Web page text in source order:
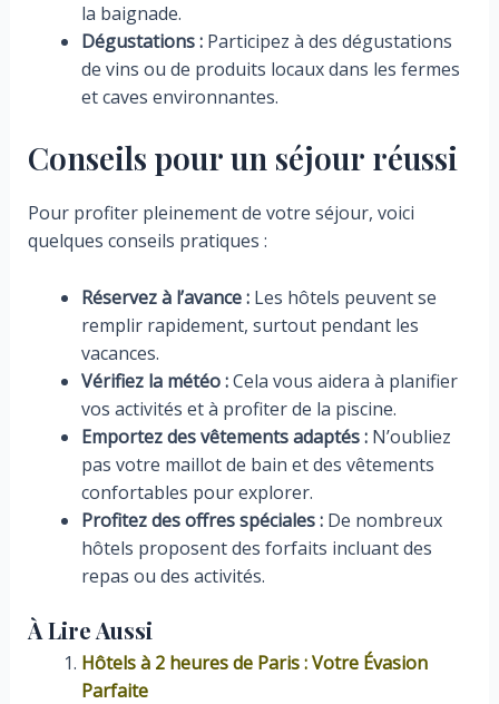
la baignade.
Dégustations :Participez à des dégustations
de vins ou de produits locaux dans les fermes
et caves environnantes.
Conseils pour un séjour réussi
Pour profiter pleinement de votre séjour, voici
quelques conseils pratiques :
Réservez à l’avance :Les hôtels peuvent se
remplir rapidement, surtout pendant les
vacances.
Vérifiez la météo :Cela vous aidera à planifier
vos activités et à profiter de la piscine.
Emportez des vêtements adaptés :N’oubliez
pas votre maillot de bain et des vêtements
confortables pour explorer.
Profitez des offres spéciales :De nombreux
hôtels proposent des forfaits incluant des
repas ou des activités.
À Lire Aussi
Hôtels à 2 heures de Paris : Votre Évasion
Parfaite